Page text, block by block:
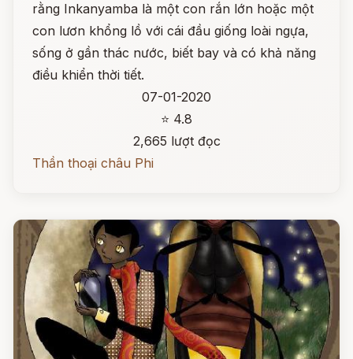
rằng Inkanyamba là một con rắn lớn hoặc một
con lươn khổng lồ với cái đầu giống loài ngựa,
sống ở gần thác nước, biết bay và có khả năng
điều khiển thời tiết.
07-01-2020
⭐ 4.8
2,665 lượt đọc
Thần thoại châu Phi